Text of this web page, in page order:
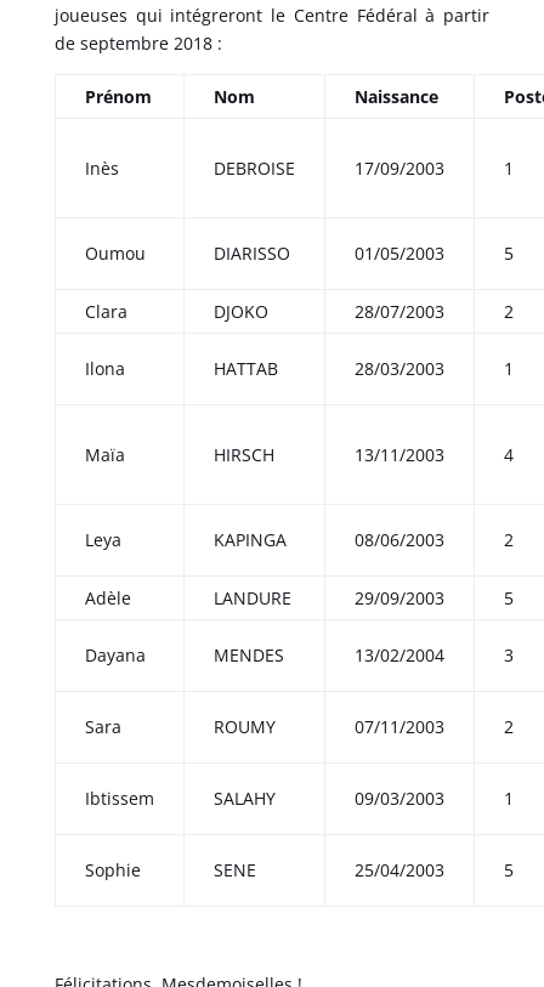
joueuses qui intégreront le Centre Fédéral à partir
de septembre 2018 :
Prénom Nom Naissance
Inès DEBROISE 17/09/2003 1
Oumou DIARISSO 01/05/2003 5
Clara DJOKO 28/07/2003 2
Ilona HATTAB 28/03/2003 1
Maïa HIRSCH 13/11/2003 4
Leya KAPINGA 08/06/2003 2
Adèle LANDURE 29/09/2003 5
Dayana MENDES 13/02/2004 3
Sara ROUMY 07/11/2003 2
Ibtissem SALAHY 09/03/2003 1
Sophie SENE 25/04/2003 5